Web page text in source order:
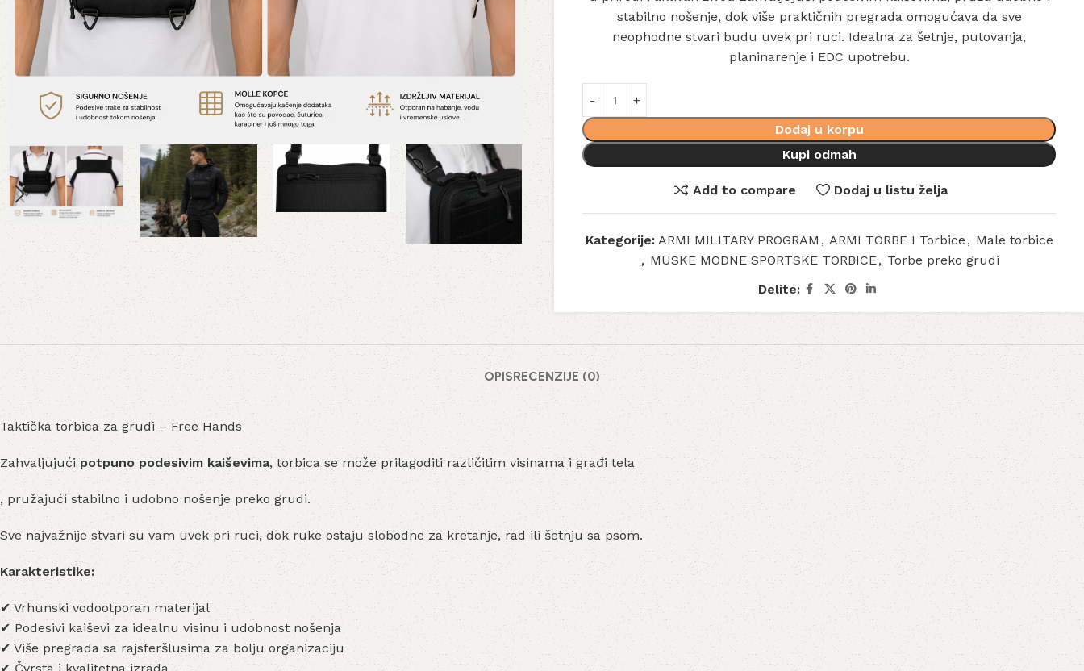
stabilno nošenje, dok više praktičnih pregrada omogućava da sve
neophodne stvari budu uvek pri ruci. Idealna za šetnje, putovanja,
planinarenje i EDC upotrebu.
Dodaj u korpu
Kupi odmah
Add to compare Dodaj u listu želja
Kategorije: ARMI MILITARY PROGRAM , ARMI TORBE I Torbice , Male torbice
, MUSKE MODNE SPORTSKE TORBICE, Torbe preko grudi
Delite:
OPISRECENZIJE (0)
Taktička torbica za grudi – Free Hands
Zahvaljujućipotpuno podesivim kaiševima, torbica se može prilagoditi različitim visinama i građi tela
, pružajući stabilno i udobno nošenje preko grudi.
Sve najvažnije stvari su vam uvek pri ruci, dok ruke ostaju slobodne za kretanje, rad ili šetnju sa psom.
Karakteristike:
✔ Vrhunski vodootporan materijal
✔ Podesivi kaiševi za idealnu visinu i udobnost nošenja
✔ Više pregrada sa rajsferšlusima za bolju organizaciju